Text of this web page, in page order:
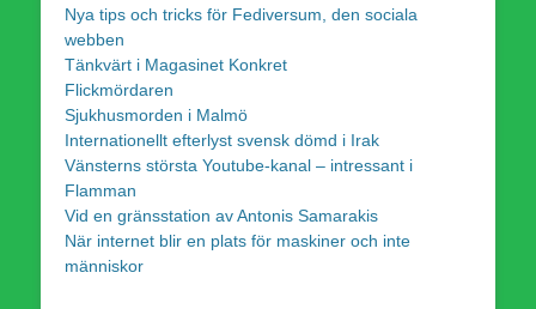
Nya tips och tricks för Fediversum, den sociala
webben
Tänkvärt i Magasinet Konkret
Flickmördaren
Sjukhusmorden i Malmö
Internationellt efterlyst svensk dömd i Irak
Vänsterns största Youtube-kanal – intressant i
Flamman
Vid en gränsstation av Antonis Samarakis
När internet blir en plats för maskiner och inte
människor